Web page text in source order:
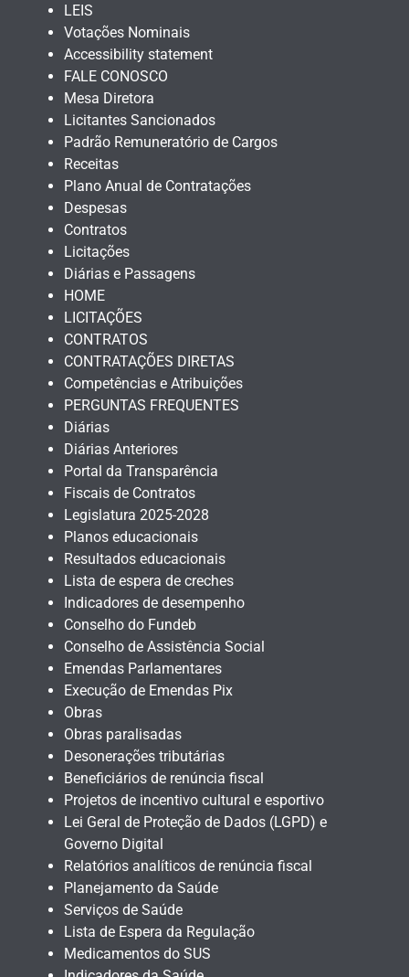
LEIS
Votações Nominais
Accessibility statement
FALE CONOSCO
Mesa Diretora
Licitantes Sancionados
Padrão Remuneratório de Cargos
Receitas
Plano Anual de Contratações
Despesas
Contratos
Licitações
Diárias e Passagens
HOME
LICITAÇÕES
CONTRATOS
CONTRATAÇÕES DIRETAS
Competências e Atribuições
PERGUNTAS FREQUENTES
Diárias
Diárias Anteriores
Portal da Transparência
Fiscais de Contratos
Legislatura 2025-2028
Planos educacionais
Resultados educacionais
Lista de espera de creches
Indicadores de desempenho
Conselho do Fundeb
Conselho de Assistência Social
Emendas Parlamentares
Execução de Emendas Pix
Obras
Obras paralisadas
Desonerações tributárias
Beneficiários de renúncia fiscal
Projetos de incentivo cultural e esportivo
Lei Geral de Proteção de Dados (LGPD) e
Governo Digital
Relatórios analíticos de renúncia fiscal
Planejamento da Saúde
Serviços de Saúde
Lista de Espera da Regulação
Medicamentos do SUS